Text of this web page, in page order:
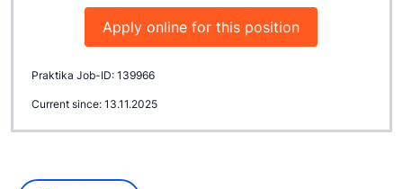
Apply online for this position
Praktika Job-ID: 139966
Current since: 13.11.2025